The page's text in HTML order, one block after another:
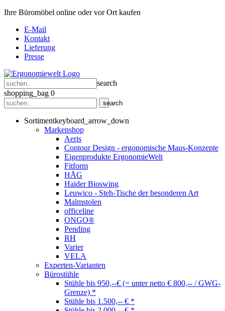
Ihre Büromöbel online oder vor Ort kaufen
E-Mail
Kontakt
Lieferung
Presse
search
shopping_bag 0
search
Sortimentkeyboard_arrow_down
Markenshop
Aeris
Contour Design - ergonomische Maus-Konzepte
Eigenprodukte ErgonomieWelt
Fitform
HÅG
Haider Bioswing
Leuwico - Steh-Tische der besonderen Art
Malmstolen
officeline
ONGO®
Pending
RH
Varier
VELA
Experten-Varianten
Bürostühle
Stühle bis 950,--€ (= unter netto € 800,-- / GWG-
Grenze) *
Stühle bis 1.500,-- € *